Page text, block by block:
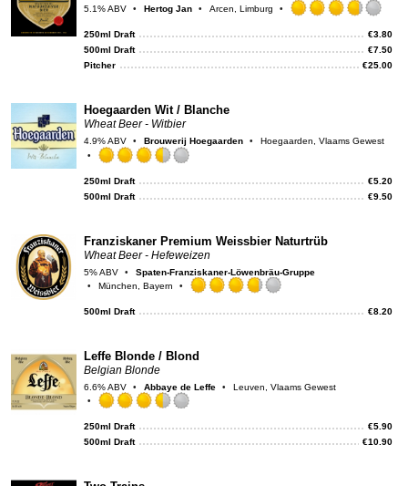
5.1% ABV Hertog Jan
Arcen, Limburg
3.75
out
250ml Draft €3.80
500ml Draft
€7.50
Pitcher
€25.00
Hoegaarden Wit / Blanche
Wheat Beer - Witbier
4.9% ABV Brouwerij Hoegaarden Hoegaarden, Vlaams Gewest
Untappd
250ml Draft €5.20
500ml Draft
€9.50
Franziskaner Premium Weissbier Naturtrüb
Wheat Beer - Hefeweizen
5% ABV
Spaten-Franziskaner-Löwenbräu-Gruppe
München, Bayern
500ml Draft €8.20
Leffe Blonde / Blond
Belgian Blonde
6.6% ABV Abbaye de Leffe Leuven, Vlaams Gewest
250ml Draft €5.90
500ml Draft
€10.90